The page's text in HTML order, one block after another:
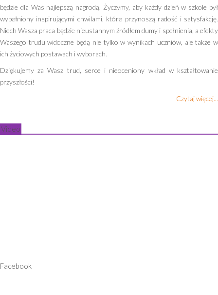
będzie dla Was najlepszą nagrodą. Życzymy, aby każdy dzień w szkole był
wypełniony inspirującymi chwilami, które przynoszą radość i satysfakcję.
Niech Wasza praca będzie nieustannym źródłem dumy i spełnienia, a efekty
Waszego trudu widoczne będą nie tylko w wynikach uczniów, ale także w
ich życiowych postawach i wyborach.
Dziękujemy za Wasz trud, serce i nieoceniony wkład w kształtowanie
przyszłości!
Czytaj więcej...
Video
Facebook